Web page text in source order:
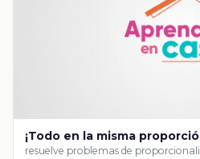
¡Todo en la misma
resuelve problemas de